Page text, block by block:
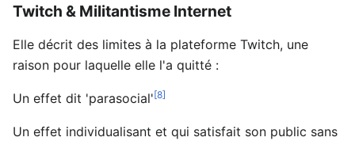
Twitch & Militantisme Internet
Elle décrit des limites à la plateforme Twitch, une
raison pour laquelle elle l'a quitté :
Un effet dit 'parasocial'[8]
Un effet individualisant et qui satisfait son public sans